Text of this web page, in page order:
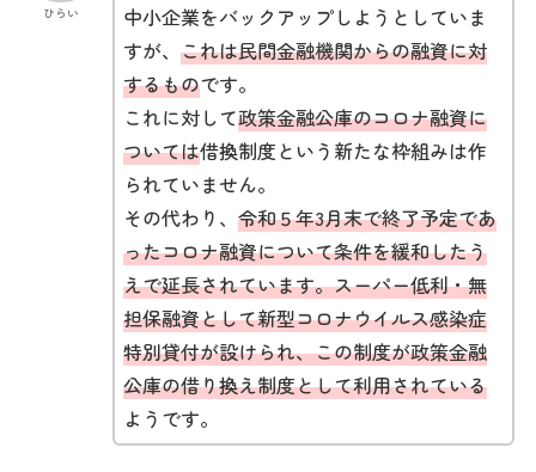
ひらい
中小企業をバックアップしようとしていま
すが、これは民間金融機関からの融資に対
するものです。
これに対して政策金融公庫のコロナ融資に
ついては借換制度という新たな枠組みは作
られていません。
その代わり、令和５年3月末で終了予定であ
ったコロナ融資について条件を緩和したう
えで延長されています。スーパー低利・無
担保融資として新型コロナウイルス感染症
特別貸付が設けられ、この制度が政策金融
公庫の借り換え制度として利用されている
ようです。